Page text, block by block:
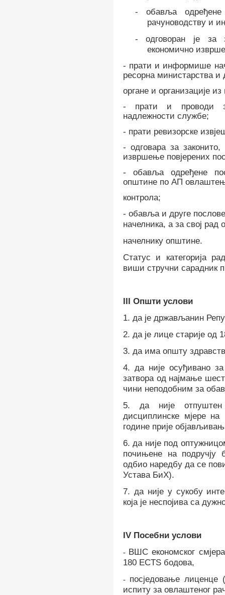
-
обавља
рачуноводству и
-
одговоран је за
економично
- прати и информише
ресорна министарства и
органе и организације
-
прати и проводи
надлежности службе;
- прати ревизорске
- одговара за
извршење повјерених
-
обавља одређене
општине по АП
контрола;
- обавља и друге
начелника, а за свој рад
начелнику општине.
Статус и категорија
виши стручни сарадник
III Општи услови
1. да је држављанин
2. да је лице старије од
3. да има општу
4. да није осуђивано
затвора од најмање
чини неподобним за
5. да није
дисциплинске мјере на
године прије
6. да није под
почињене
на подручју
одбио наредбу да се
Устава БиХ).
7. да није у сукобу
која је неспојива са
IV Посебни услови
- ВШС економског смјера
180 ECTS бодова,
- посједовање лиценце
испиту за овлаштеног